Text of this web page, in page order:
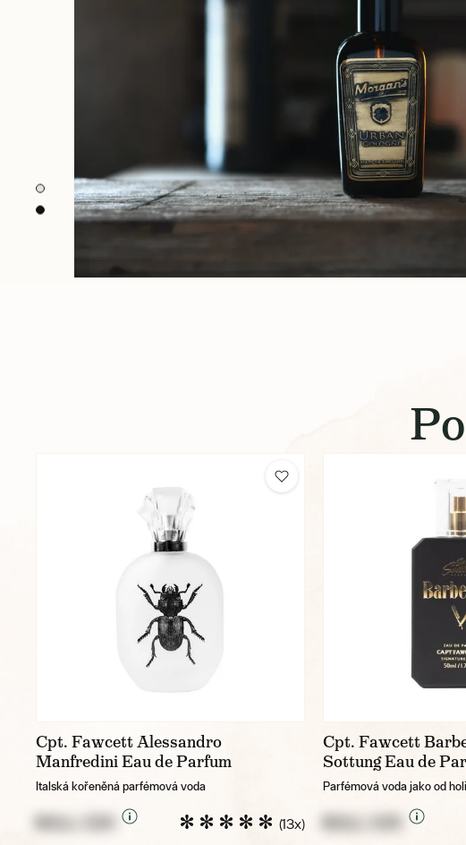
Cpt. Fawcett Alessandro
Manfredini Eau de Parfum
Italská kořeněná parfémová voda
NULL CZK (13x)
Cpt. Fawcett
Sottung Eau de
Parfémová voda jako od
NULL CZK